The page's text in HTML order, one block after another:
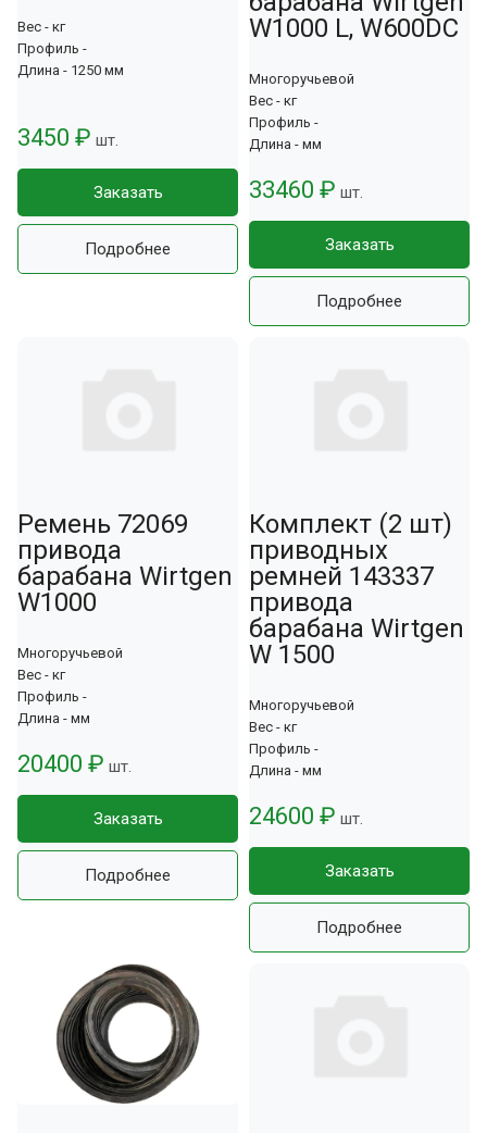
Вес - кг
Профиль -
Длина - 1250 мм
3450 ₽ шт.
Заказать
Подробнее
W1000 L, W600DС
Многоручьевой
Вес - кг
Профиль -
Длина - мм
33460 ₽ шт.
Заказать
Подробнее
Ремень 72069
привода
барабана Wirtgen
W1000
Многоручьевой
Вес - кг
Профиль -
Длина - мм
20400 ₽ шт.
Заказать
Подробнее
Комплект (2 шт)
приводных
ремней 143337
привода
барабана Wirtgen
W 1500
Многоручьевой
Вес - кг
Профиль -
Длина - мм
24600 ₽ шт.
Заказать
Подробнее